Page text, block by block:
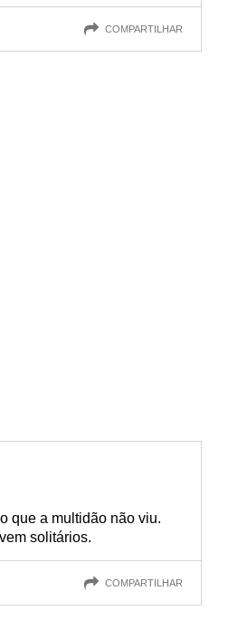
COMPARTILHAR
que a multidão não viu.
solitários.
COMPARTILHAR